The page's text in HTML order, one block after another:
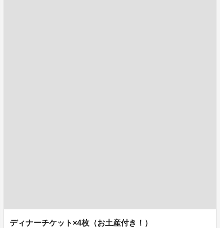
ディナーチケット×4枚（お土産付き！）